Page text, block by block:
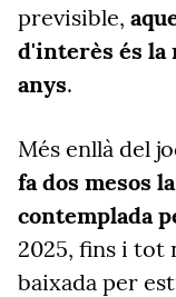
previsible,
d'interès és la
anys.
Més enllà del
fa dos mesos
contemplada
2025, fins i tot
baixada per